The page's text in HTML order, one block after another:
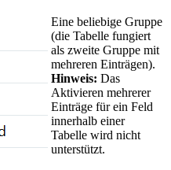
Eine beliebige Gruppe
(die Tabelle fungiert
als zweite Gruppe mit
mehreren Einträgen).
Hinweis: Das
Aktivieren mehrerer
Einträge für ein Feld
innerhalb einer
Tabelle wird nicht
unterstützt.